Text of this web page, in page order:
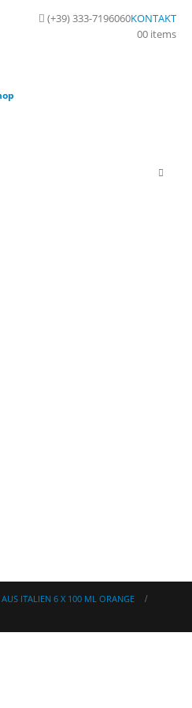
(+39) 333-7196060KONTAKT
00 items
AUS ITALIEN 6 X 100 ML ORANGE